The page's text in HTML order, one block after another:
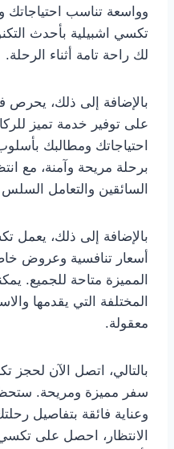
وواسعة تناسب احتياجاتك
تكسي اشبيلية بأحدث
لك راحة تامة أثناء الرحلة.
بالإضافة إلى ذلك، يحرص
على توفير خدمة تميز
احتياجاتك ومطالبك
برحلة مريحة وآمنة، مع
السائقين والتعامل السلس
بالإضافة إلى ذلك، يعمل
أسعار تنافسية وعروض
المميزة متاحة للجميع.
المختلفة التي يقدمها
معقولة.
بالتالي، اتصل الآن لحجز
سفر مميزة ومريحة.
وعناية فائقة بتفاصيل
الانتظار، احصل على